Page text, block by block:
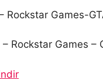
Rockstar Games-
Rockstar Games –